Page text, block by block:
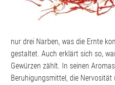
nur drei Narben, was die Ernte
gestaltet. Auch erklärt sich so,
Gewürzen zählt. In seinen
Beruhigungsmittel, die